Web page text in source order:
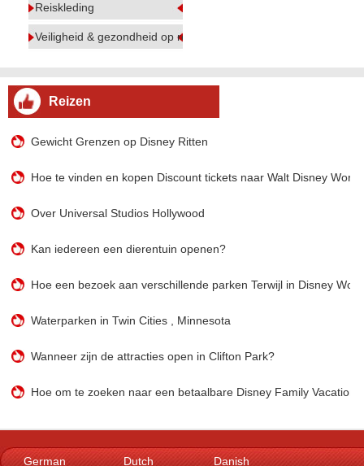
Reiskleding
Veiligheid & gezondheid op reis
Reizen
Gewicht Grenzen op Disney Ritten
Hoe te vinden en kopen Discount tickets naar Walt Disney World
Over Universal Studios Hollywood
Kan iedereen een dierentuin openen?
Hoe een bezoek aan verschillende parken Terwijl in Disney
Waterparken in Twin Cities , Minnesota
Wanneer zijn de attracties open in Clifton Park?
Hoe om te zoeken naar een betaalbare Disney Family Vacations
German Dutch Danish